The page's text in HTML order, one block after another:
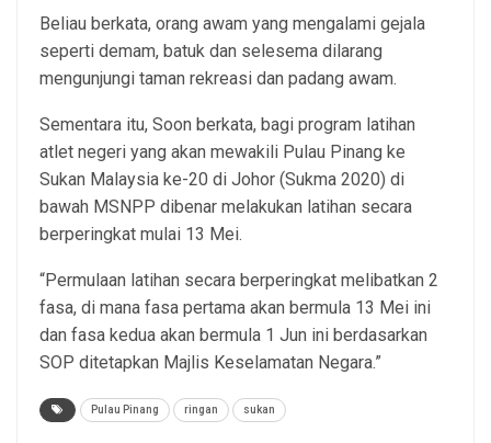
Beliau berkata, orang awam yang mengalami gejala
seperti demam, batuk dan selesema dilarang
mengunjungi taman rekreasi dan padang awam.
Sementara itu, Soon berkata, bagi program latihan
atlet negeri yang akan mewakili Pulau Pinang ke
Sukan Malaysia ke-20 di Johor (Sukma 2020) di
bawah MSNPP dibenar melakukan latihan secara
berperingkat mulai 13 Mei.
“Permulaan latihan secara berperingkat melibatkan 2
fasa, di mana fasa pertama akan bermula 13 Mei ini
dan fasa kedua akan bermula 1 Jun ini berdasarkan
SOP ditetapkan Majlis Keselamatan Negara.”
Pulau Pinang ringan sukan